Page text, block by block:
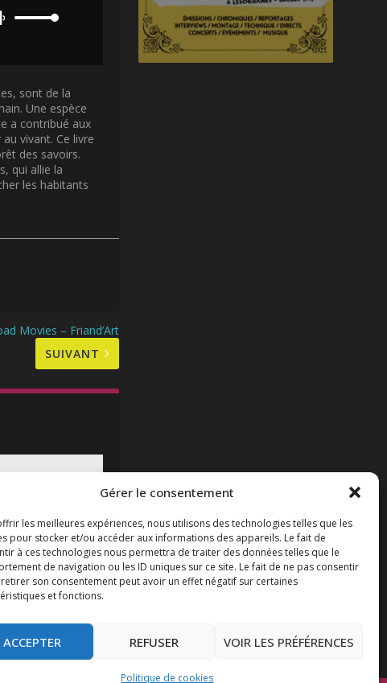
Gérer le consentement
les meilleures expériences, nous utilisons des technologies telles que les
pour stocker et/ou accéder aux informations des appareils. Le fait de
à ces technologies nous permettra de traiter des données telles que le
de navigation ou les ID uniques sur ce site. Le fait de ne pas consentir
son consentement peut avoir un effet négatif sur certaines
et fonctions.
ACCEPTER REFUSER VOIR LES PRÉFÉRENCES
Politique de cookies
U
s
e
z
l
e
s
f
t
a
m
e
n
t
e
r
u
d
i
sont de la
Une espèce
a contribué aux
vivant. Ce livre
des savoirs.
qui allie la
les habitants
Movies – Friand’Art
SUIVANT
2019 – les
Futur